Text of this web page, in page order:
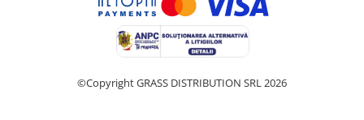
©Copyright GRASS DISTRIBUTION SRL 2026